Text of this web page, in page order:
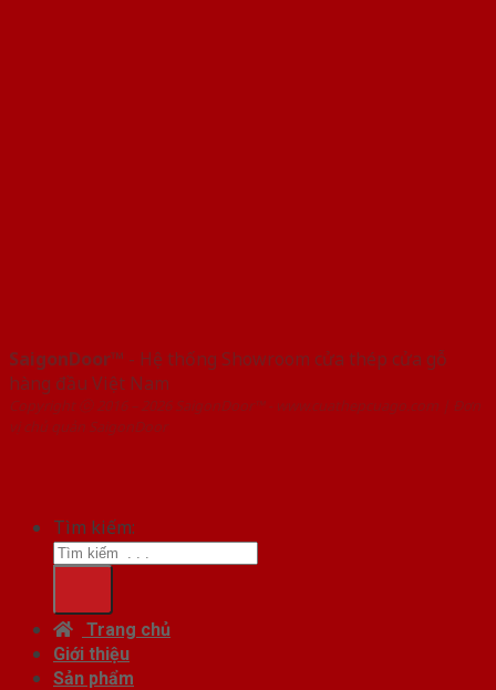
SaigonDoor™ - Hệ thống Showroom cửa thép cửa gỗ
hàng đầu Việt Nam
Copyright ⓒ 2016 – 2026 SaigonDoor™ - www.cuathepcuago.com | Đơn
vị chủ quản SaigonDoor
Tìm kiếm:
Trang chủ
Giới thiệu
Sản phẩm